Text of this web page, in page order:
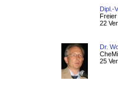
Dipl.-
Freier
22
Dr.
25